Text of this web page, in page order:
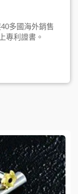
多國海外銷售
專利證書。